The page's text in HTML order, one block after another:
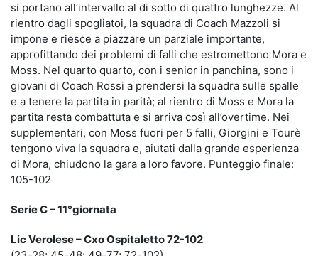
si portano all’intervallo al di sotto di quattro lunghezze. Al
rientro dagli spogliatoi, la squadra di Coach Mazzoli si
impone e riesce a piazzare un parziale importante,
approfittando dei problemi di falli che estromettono Mora e
Moss. Nel quarto quarto, con i senior in panchina, sono i
giovani di Coach Rossi a prendersi la squadra sulle spalle
e a tenere la partita in parità; al rientro di Moss e Mora la
partita resta combattuta e si arriva così all’overtime. Nei
supplementari, con Moss fuori per 5 falli, Giorgini e Tourè
tengono viva la squadra e, aiutati dalla grande esperienza
di Mora, chiudono la gara a loro favore. Punteggio finale:
105-102
Serie C – 11°giornata
Lic Verolese – Cxo Ospitaletto 72-102